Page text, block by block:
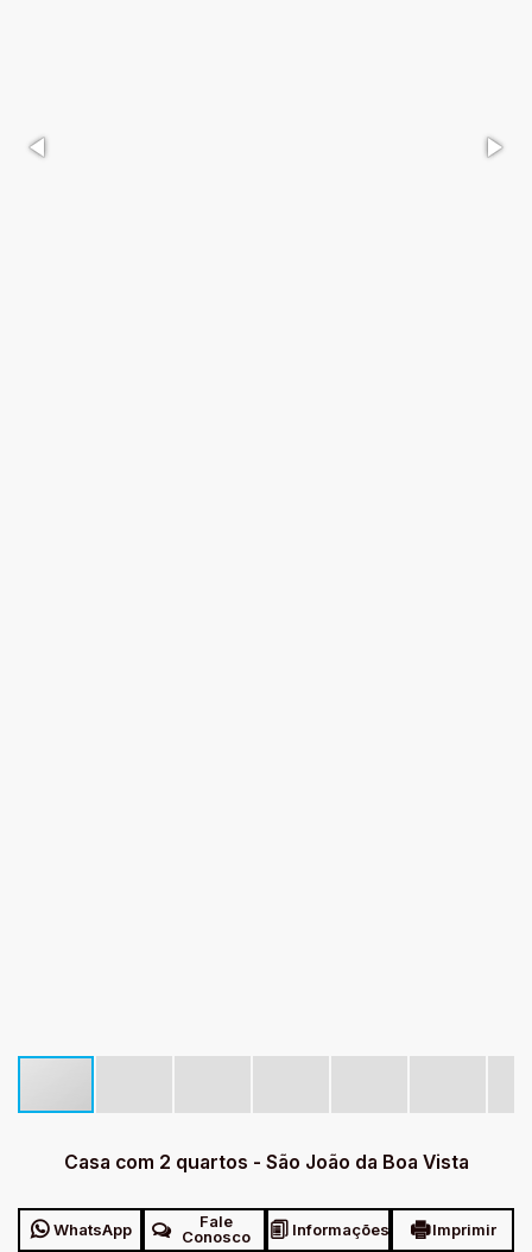
Casa com 2 quartos - São João da Boa Vista
WhatsApp
Fale
Conosco
Informações Imprimir